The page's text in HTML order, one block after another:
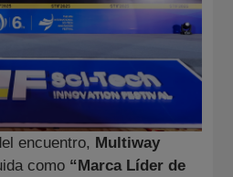
encuentro, Multiway
como “Marca Líder de